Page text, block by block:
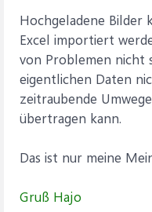
Hochgeladene Bilder
Excel importiert
von Problemen nicht
eigentlichen Daten
zeitraubende
übertragen kann.
Das ist nur meine
Gruß Hajo